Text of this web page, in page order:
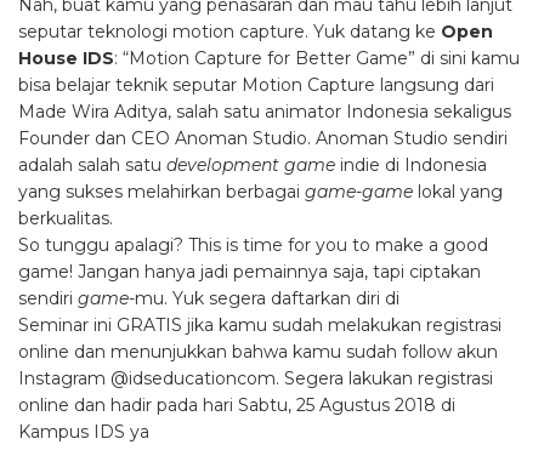
Nah, buat kamu yang penasaran dan mau tahu lebih lanjut
seputar teknologi motion capture. Yuk datang ke Open
House IDS: “Motion Capture for Better Game” di sini kamu
bisa belajar teknik seputar Motion Capture langsung dari
Made Wira Aditya, salah satu animator Indonesia sekaligus
Founder dan CEO Anoman Studio. Anoman Studio sendiri
adalah salah satu development game indie di Indonesia
yang sukses melahirkan berbagai game-game lokal yang
berkualitas.
So tunggu apalagi? This is time for you to make a good
game! Jangan hanya jadi pemainnya saja, tapi ciptakan
sendiri game-mu. Yuk segera daftarkan diri di
Seminar ini GRATIS jika kamu sudah melakukan registrasi
online dan menunjukkan bahwa kamu sudah follow akun
Instagram @idseducationcom. Segera lakukan registrasi
online dan hadir pada hari Sabtu, 25 Agustus 2018 di
Kampus IDS ya